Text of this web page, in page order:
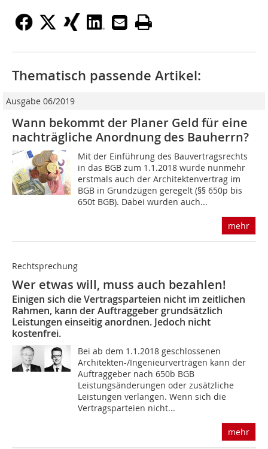
Thematisch passende Artikel:
Ausgabe 06/2019
Wann bekommt der Planer Geld für eine
nachträgliche Anordnung des Bauherrn?
Mit der Einführung des Bauvertragsrechts
in das BGB zum 1.1.2018 wurde nunmehr
erstmals auch der Architektenvertrag im
BGB in Grundzügen geregelt (§§ 650p bis
650t BGB). Dabei wurden auch...
mehr
Rechtsprechung
Wer etwas will, muss auch bezahlen!
Einigen sich die Vertragsparteien nicht im zeitlichen
Rahmen, kann der Auftraggeber grundsätzlich
Leistungen einseitig anordnen. Jedoch nicht
kostenfrei.
Bei ab dem 1.1.2018 geschlossenen
Architekten-/Ingenieurverträgen kann der
Auftraggeber nach 650b BGB
Leistungsänderungen oder zusätzliche
Leistungen verlangen. Wenn sich die
Vertragsparteien nicht...
mehr